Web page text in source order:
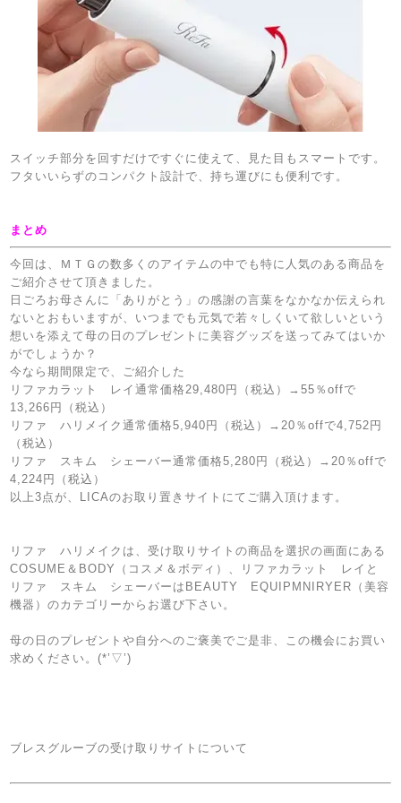
スイッチ部分を回すだけですぐに使えて、見た目もスマートです。
フタいいらずのコンパクト設計で、持ち運びにも便利です。
まとめ
今回は、ＭＴＧの数多くのアイテムの中でも特に人気のある商品を
ご紹介させて頂きました。
日ごろお母さんに「ありがとう」の感謝の言葉をなかなか伝えられ
ないとおもいますが、いつまでも元気で若々しくいて欲しいという
想いを添えて母の日のプレゼントに美容グッズを送ってみてはいか
がでしょうか？
今なら期間限定で、ご紹介した
リファカラット レイ通常価格29,480円（税込）→55％offで
13,266円（税込）
リファ ハリメイク通常価格5,940円（税込）→20％offで4,752円
（税込）
リファ スキム シェーバー通常価格5,280円（税込）→20％offで
4,224円（税込）
以上3点が、LICAのお取り置きサイトにてご購入頂けます。
リファ ハリメイクは、受け取りサイトの商品を選択の画面にある
COSUME＆BODY（コスメ＆ボディ）、リファカラット レイと
リファ スキム シェーバーはBEAUTY EQUIPMNIRYER（美容
機器）のカテゴリーからお選び下さい。
母の日のプレゼントや自分へのご褒美でご是非、この機会にお買い
求めください。(*’▽’)
ブレスグルーブの受け取りサイトについて